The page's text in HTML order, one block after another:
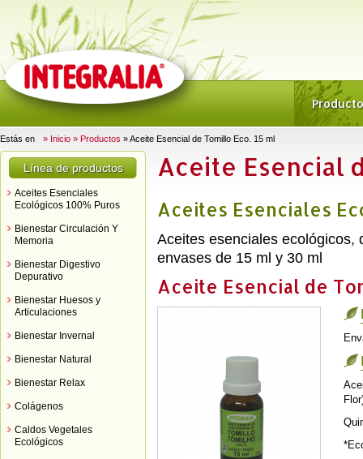
Estás en » Inicio » Productos » Aceite Esencial de Tomillo Eco. 15 ml
Línea de productos
Aceites Esenciales
Ecológicos 100% Puros
Bienestar Circulación Y
Memoria
Bienestar Digestivo
Depurativo
Bienestar Huesos y
Articulaciones
Bienestar Invernal
Bienestar Natural
Bienestar Relax
Colágenos
Caldos Vegetales
Ecológicos
Aceite Esencial
Aceites Esenciales
Aceites esenciales ecológicos,
envases de 15 ml y 30 ml
Aceite Esencial de